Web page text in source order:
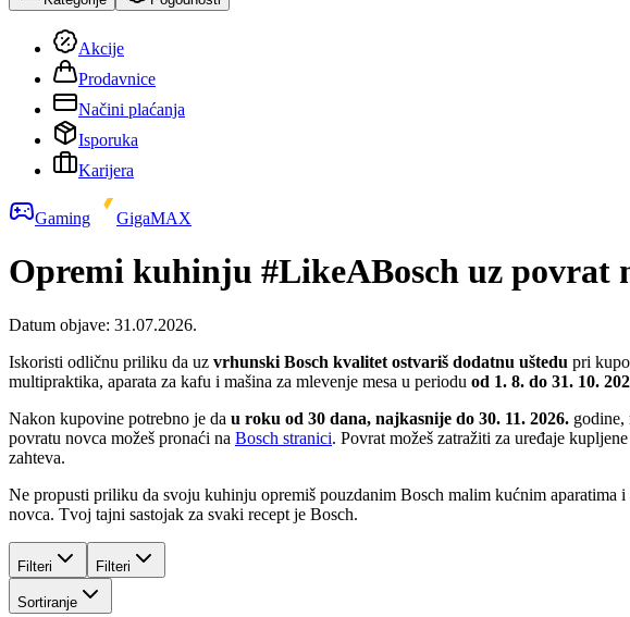
Akcije
Prodavnice
Načini plaćanja
Isporuka
Karijera
Gaming GigaMAX
Opremi kuhinju #LikeABosch uz povrat
Datum objave: 31.07.2026.
Iskoristi odličnu priliku da uz vrhunski Bosch kvalitet ostvariš dodatnu uštedu pri
multipraktika, aparata za kafu i mašina za mlevenje mesa u periodu od 1. 8. do 31. 10.
Nakon kupovine potrebno je da u roku od 30 dana, najkasnije do 30. 11. 2026. godine,
povratu novca možeš pronaći na Bosch stranici. Povrat možeš zatražiti za uređaje
zahteva.
Ne propusti priliku da svoju kuhinju opremiš pouzdanim Bosch malim kućnim aparatima
novca. Tvoj tajni sastojak za svaki recept je Bosch.
Filteri Filteri
Sortiranje